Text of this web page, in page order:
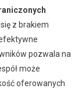
z brakiem
pozwala na
może
oferowanych